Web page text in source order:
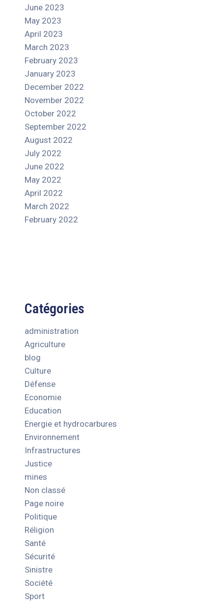
June 2023
May 2023
April 2023
March 2023
February 2023
January 2023
December 2022
November 2022
October 2022
September 2022
August 2022
July 2022
June 2022
May 2022
April 2022
March 2022
February 2022
Catégories
administration
Agriculture
blog
Culture
Défense
Economie
Education
Energie et hydrocarbures
Environnement
Infrastructures
Justice
mines
Non classé
Page noire
Politique
Réligion
Santé
Sécurité
Sinistre
Société
Sport